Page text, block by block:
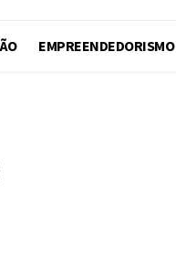
EMPREENDEDORISMO